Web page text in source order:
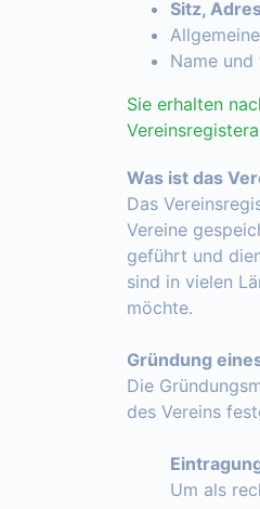
Sitz,
Allgemeine
Name
Sie erhalten
Was ist das
Das
Vereine
geführt und
sind in vielen
möchte.
Gründung
Die
des Vereins
Um als